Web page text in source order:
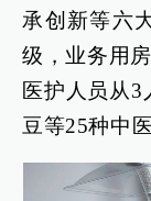
承创新等六
级，业务用
医护人员从
豆等25种中